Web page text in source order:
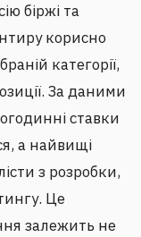
біржі та
корисно
категорії,
За даними
ставки
а найвищі
з розробки,
Це
залежить не